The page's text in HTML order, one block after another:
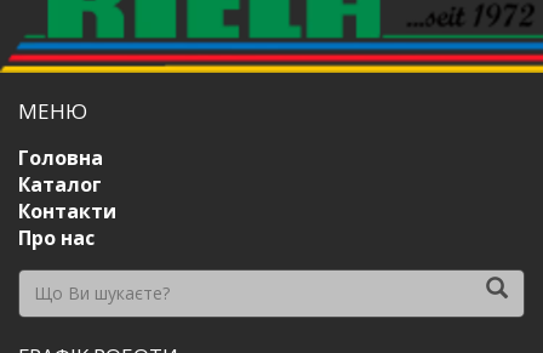
МЕНЮ
Головна
Каталог
Контакти
Про нас